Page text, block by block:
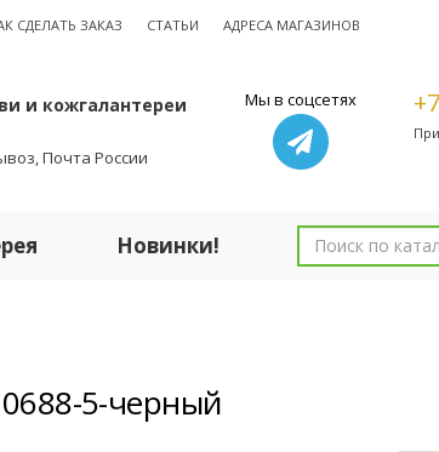
СДЕЛАТЬ ЗАКАЗ СТАТЬИ АДРЕСА МАГАЗИНОВ
и кожгалантереи
Почта России
Мы в соцсетях
Новинки!
5-черный